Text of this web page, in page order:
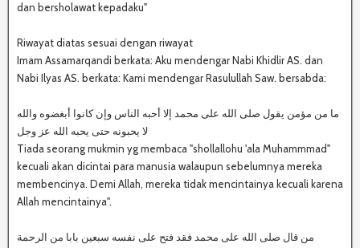
dan bersholawat kepadaku"
Riwayat diatas sesuai dengan riwayat
Imam Assamarqandi berkata: Aku mendengar Nabi Khidlir AS. dan
Nabi Ilyas AS. berkata: Kami mendengar Rasulullah Saw. bersabda:
لا يحبونه حتى يحبه الله عز وجل
Tiada seorang mukmin yg membaca "shollallohu 'ala Muhammmad"
kecuali akan dicintai para manusia walaupun sebelumnya mereka
membencinya. Demi Allah, mereka tidak mencintainya kecuali karena
Allah mencintainya".
‎من قال صلى الله على محمد فقد فتح على نفسه سبعين بابا من الرحمة